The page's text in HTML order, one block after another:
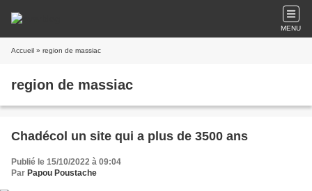
MENU
Accueil » region de massiac
region de massiac
Chadécol un site qui a plus de 3500 ans
Publié le 15/10/2022 à 09:04
Par Papou Poustache